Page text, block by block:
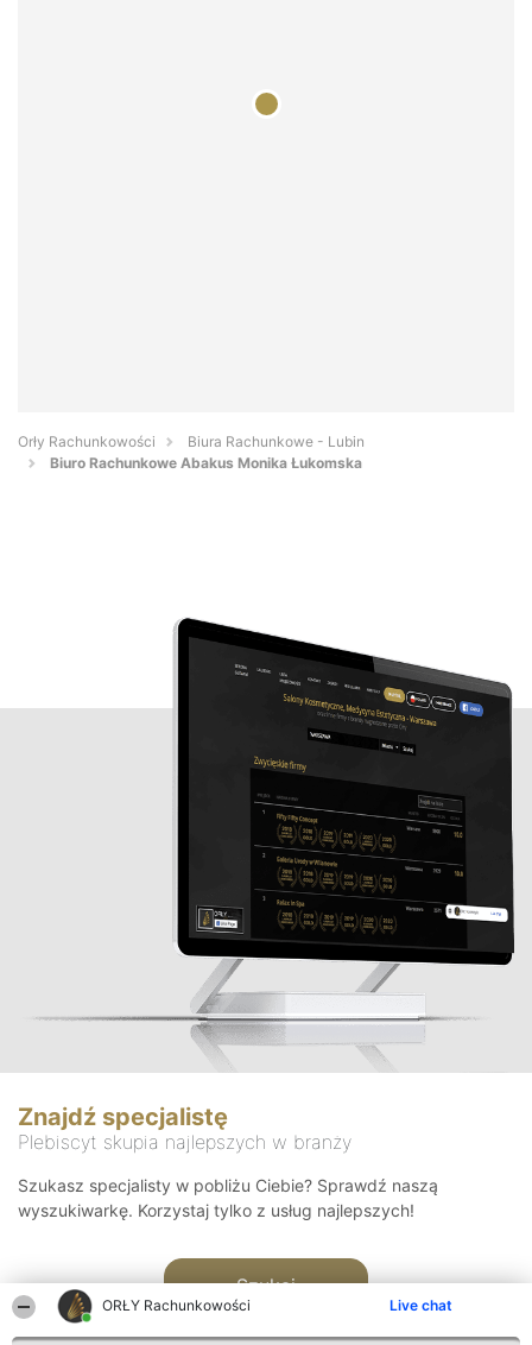
ORŁY Rachunkowości Live chat
Orły Rachunkowości
Biura Rachunkowe - Lubin
Biuro Rachunkowe Abakus Monika Łukomska
Znajdź specjalistę
Plebiscyt skupia najlepszych w branży
Szukasz specjalisty w pobliżu Ciebie? Sprawdź naszą
wyszukiwarkę. Korzystaj tylko z usług najlepszych!
Szukaj